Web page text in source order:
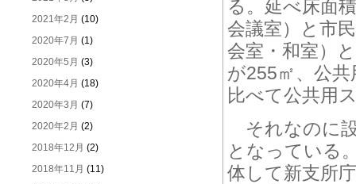
2021年2月 (10)
2020年7月 (1)
2020年5月 (3)
2020年4月 (18)
2020年3月 (7)
2020年2月 (2)
2018年12月 (2)
2018年11月 (11)
る。延べ床面
会議室）と市
会室・和室）
が255㎡、公
比べて公共用
それなのに
となっている
体して新支所